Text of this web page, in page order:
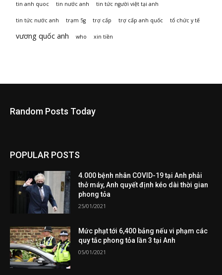
tin anh quoc tin nước anh tin tức người việt tại anh
tin tức nước anh trạm 5g trợ cấp trợ cấp anh quốc tổ chức y tế
vương quốc anh who xin tiền
Random Posts Today
POPULAR POSTS
4.000 bệnh nhân COVID-19 tại Anh phải
thở máy, Anh quyết định kéo dài thời gian
phong tỏa
25/01/2021
Mức phạt tới 6,400 bảng nếu vi phạm các
quy tắc phong tỏa lần 3 tại Anh
05/01/2021